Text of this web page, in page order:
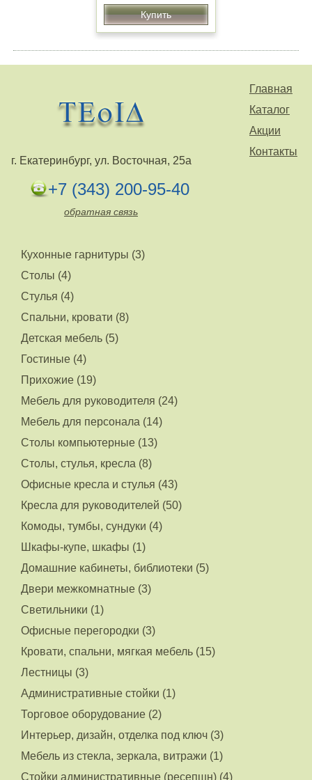
Купить
Главная
Каталог
Акции
Контакты
г. Екатеринбург, ул. Восточная, 25а
+7 (343) 200-95-40
обратная связь
Кухонные гарнитуры (3)
Столы (4)
Стулья (4)
Спальни, кровати (8)
Детская мебель (5)
Гостиные (4)
Прихожие (19)
Мебель для руководителя (24)
Мебель для персонала (14)
Столы компьютерные (13)
Столы, стулья, кресла (8)
Офисные кресла и стулья (43)
Кресла для руководителей (50)
Комоды, тумбы, сундуки (4)
Шкафы-купе, шкафы (1)
Домашние кабинеты, библиотеки (5)
Двери межкомнатные (3)
Светильники (1)
Офисные перегородки (3)
Кровати, спальни, мягкая мебель (15)
Лестницы (3)
Административные стойки (1)
Торговое оборудование (2)
Интерьер, дизайн, отделка под ключ (3)
Мебель из стекла, зеркала, витражи (1)
Стойки административные (ресепшн) (4)